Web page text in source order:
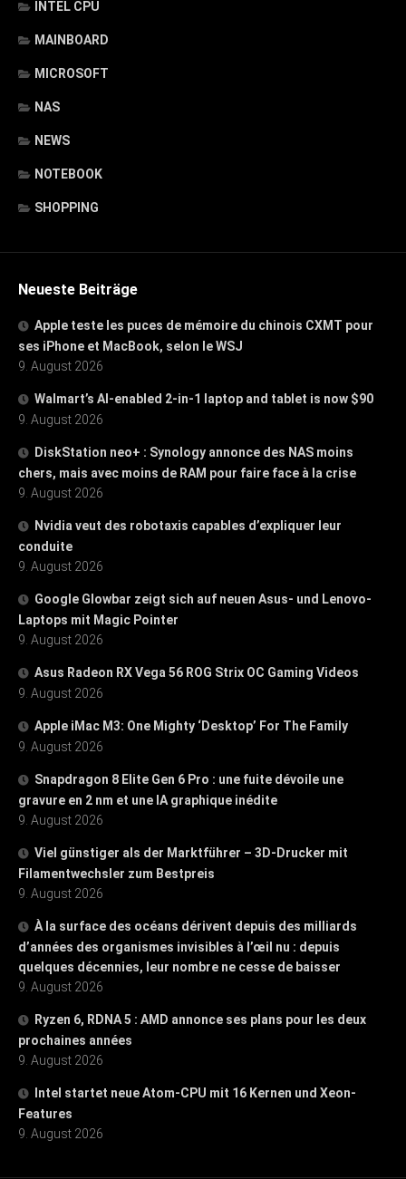
INTEL CPU
MAINBOARD
MICROSOFT
NAS
NEWS
NOTEBOOK
SHOPPING
Neueste Beiträge
Apple teste les puces de mémoire du chinois CXMT pour
ses iPhone et MacBook, selon le WSJ
9. August 2026
Walmart’s AI-enabled 2-in-1 laptop and tablet is now $90
9. August 2026
DiskStation neo+ : Synology annonce des NAS moins
chers, mais avec moins de RAM pour faire face à la crise
9. August 2026
Nvidia veut des robotaxis capables d’expliquer leur
conduite
9. August 2026
Google Glowbar zeigt sich auf neuen Asus- und Lenovo-
Laptops mit Magic Pointer
9. August 2026
Asus Radeon RX Vega 56 ROG Strix OC Gaming Videos
9. August 2026
Apple iMac M3: One Mighty ‘Desktop’ For The Family
9. August 2026
Snapdragon 8 Elite Gen 6 Pro : une fuite dévoile une
gravure en 2 nm et une IA graphique inédite
9. August 2026
Viel günstiger als der Marktführer – 3D-Drucker mit
Filamentwechsler zum Bestpreis
9. August 2026
À la surface des océans dérivent depuis des milliards
d’années des organismes invisibles à l’œil nu : depuis
quelques décennies, leur nombre ne cesse de baisser
9. August 2026
Ryzen 6, RDNA 5 : AMD annonce ses plans pour les deux
prochaines années
9. August 2026
Intel startet neue Atom-CPU mit 16 Kernen und Xeon-
Features
9. August 2026